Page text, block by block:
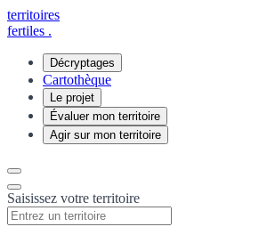
territoires
fertiles .
Décryptages
Cartothèque
Le projet
Évaluer mon territoire
Agir sur mon territoire
Saisissez votre territoire